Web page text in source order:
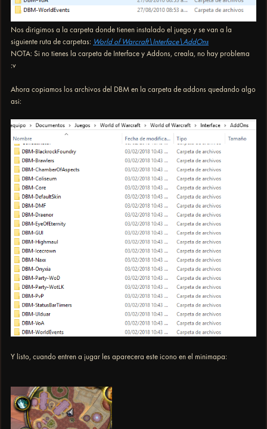
Nos dirigimos a la carpeta donde tienen instalado el juego y se van a la
siguiente ruta de carpetas: World of Warcraft\Interface\AddOns
NOTA: Si no tienes la carpeta de Interface y Addons, creala, no hay problema
:v
Ahora copiamos los archivos del DBM en la carpeta de addons quedando algo
asi:
Y listo, cuando entren a jugar les aparecera este icono en el minimapa: